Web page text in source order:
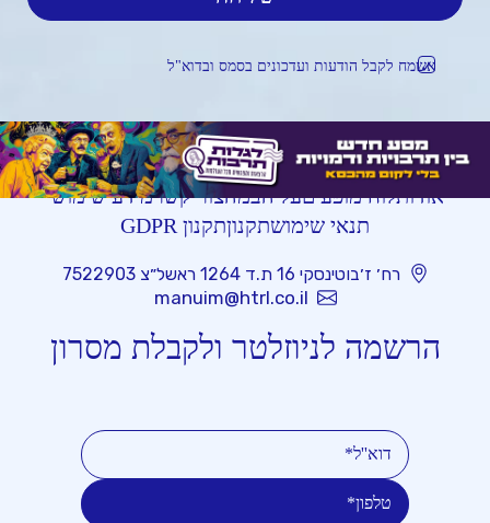
אשמח לקבל הודעות ועדכונים בסמס ובדוא"ל
אודותלוח מופעיםעל הבמהצור קשרמידע שימושי
תנאי שימושתקנוןתקנון GDPR
רח׳ ז׳בוטינסקי 16 ת.ד 1264 ראשל״צ 7522903
manuim@htrl.co.il
הרשמה לניוזלטר ולקבלת מסרון